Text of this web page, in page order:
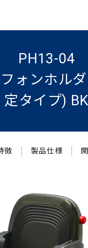
PH13-04
ォンホル
定タイプ) BK
徴 製品仕様